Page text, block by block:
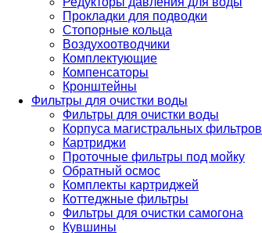
Прокладки для подводки
Стопорные кольца
Воздухоотводчики
Комплектующие
Компенсаторы
Кронштейны
Фильтры для очистки воды
Фильтры для очистки воды
Корпуса магистральных фильтров
Картриджи
Проточные фильтры под мойку
Обратный осмос
Комплекты картриджей
Коттеджные фильтры
Фильтры для очистки самогона
Кувшины